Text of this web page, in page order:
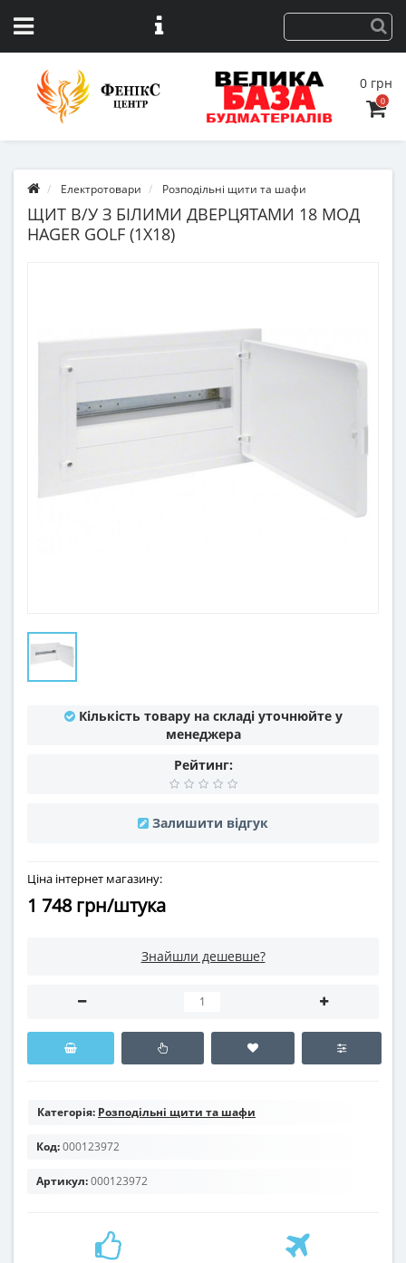
0 грн
0
Електротовари Розподільні щити та шафи
ЩИТ В/У З БІЛИМИ ДВЕРЦЯТАМИ 18 МОД
HAGER GOLF (1Х18)
Кількість товару на складі уточнюйте у
менеджера
Рейтинг:
Залишити відгук
Ціна інтернет магазину:
1 748 грн/штука
Знайшли дешевше?
Категорія: Розподільні щити та шафи
Код:000123972
Артикул:000123972